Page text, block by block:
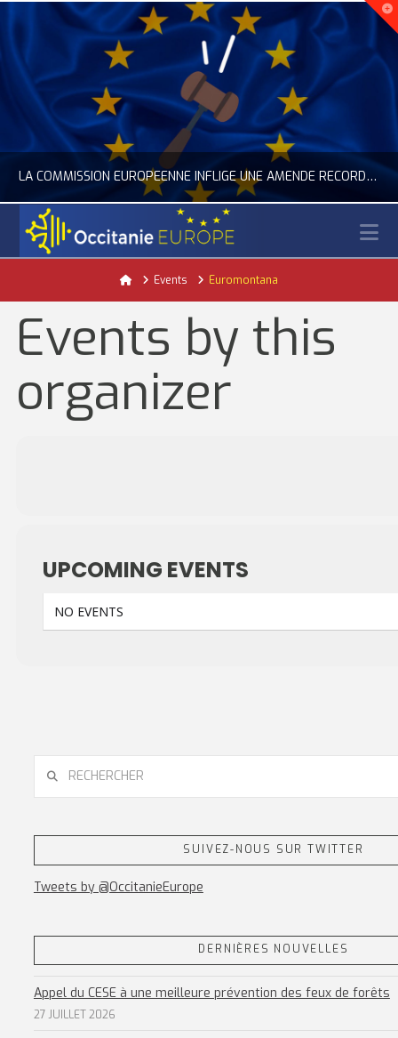
LA COMMISSION EUROPÉENNE INFLIGE UNE AMENDE RECORD À GOOGLE
ACTUALITÉ DE L'UNION EUROPÉENNE, ACTUALITÉ DE LA REPRÉSENTATION D’OCCITANIE EUROPE, NUMÉRIQUE- DIGITAL
JUILLET 24, 2026
HomeEvents Euromontana
Events by this
organizer
UPCOMING EVENTS
NO EVENTS
SUIVEZ-NOUS SUR TWITTER
Tweets by @OccitanieEurope
DERNIÈRES NOUVELLES
Appel du CESE à une meilleure prévention des feux de forêts
27 JUILLET 2026